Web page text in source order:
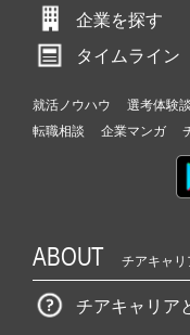
企
か
企業を探す
タイムライン
就活ノウハウ 選考体験談
転職相談
企業マンガ
ABOUT チアキャリ
チアキャリア